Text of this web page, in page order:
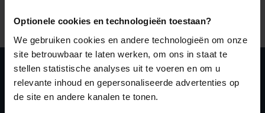
Optionele cookies en technologieën toestaan?
We gebruiken cookies en andere technologieën om onze
site betrouwbaar te laten werken, om ons in staat te
stellen statistische analyses uit te voeren en om u
relevante inhoud en gepersonaliseerde advertenties op
de site en andere kanalen te tonen.
muskietennetten mee te nemen.
Schrijf je in voor de
nieuwsbrief